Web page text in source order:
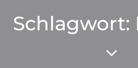
Schlagwort: